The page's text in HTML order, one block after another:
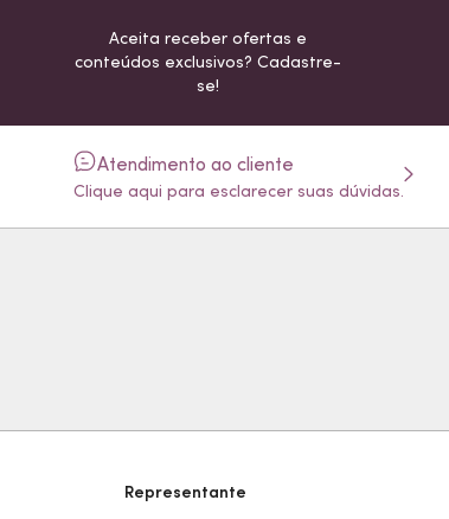
Aceita receber ofertas e
conteúdos exclusivos? Cadastre-
se!
Atendimento ao cliente
Clique aqui para esclarecer suas dúvidas.
Representante